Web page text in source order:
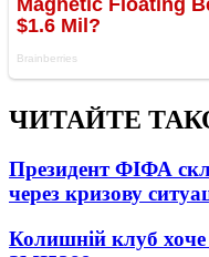
ЧИТАЙТЕ
Президент ФІФА
через кризову
Колишній клуб